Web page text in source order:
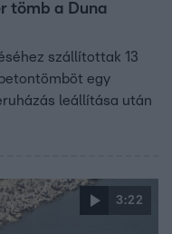
tömb a Duna
szállítottak 13
egy
leállítása után
3:22